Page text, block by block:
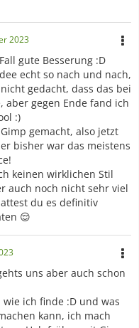
2023
gute Besserung :D
echt so nach und nach,
gedacht, dass das bei
aber gegen Ende fand ich
:)
gemacht, also jetzt
bisher war das meistens
keinen wirklichen Stil
auch noch nicht sehr viel
du es definitiv
😌
uns aber auch schon
ich finde :D und was
kann, ich mach